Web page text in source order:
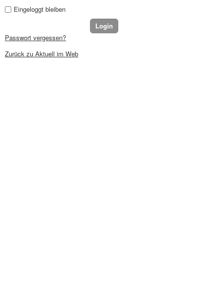
Eingeloggt bleiben
Passwort vergessen?
Zurück zu Aktuell im Web